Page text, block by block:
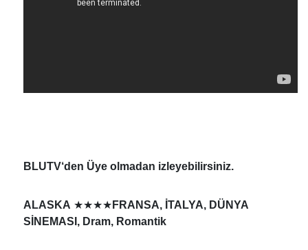
BLUTV‘den Üye olmadan izleyebilirsiniz.
ALASKA ★★★★ FRANSA, İTALYA, DÜNYA
SİNEMASI, Dram, Romantik